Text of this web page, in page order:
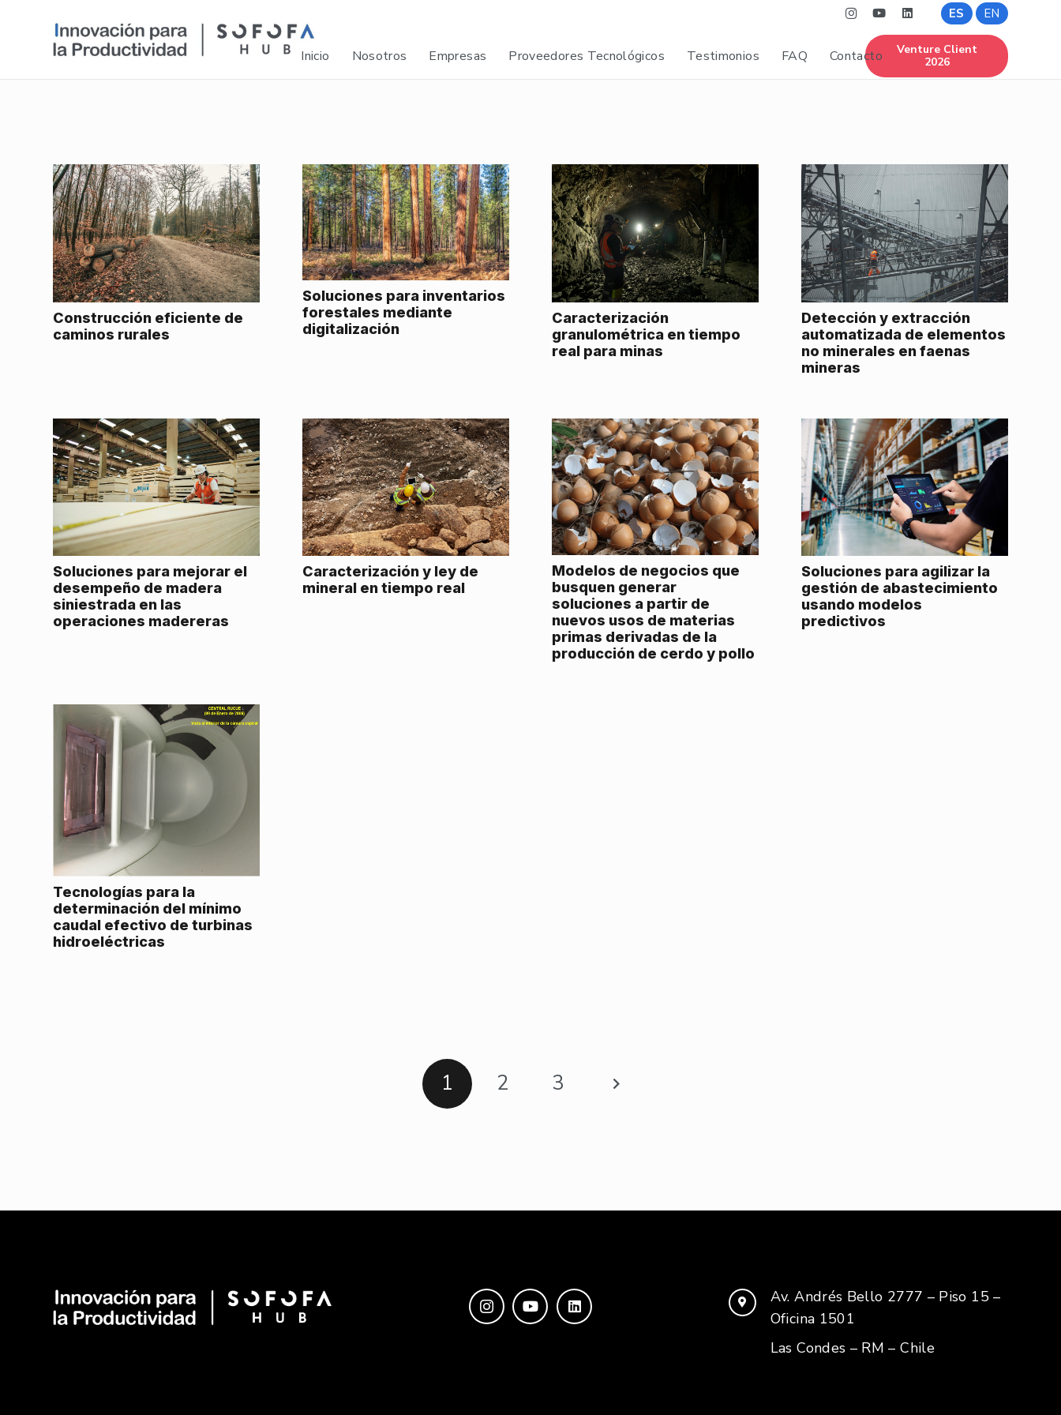
ES EN
Inicio Nosotros Empresas Proveedores Tecnológicos Testimonios FAQ Contacto
Venture Client
2026
Construcción eficiente de
caminos rurales
Soluciones para inventarios
forestales mediante
digitalización
Caracterización
granulométrica en tiempo
real para minas
Detección y extracción
automatizada de elementos
no minerales en faenas
mineras
Soluciones para mejorar el
desempeño de madera
siniestrada en las
operaciones madereras
Caracterización y ley de
mineral en tiempo real
Modelos de negocios que
busquen generar
soluciones a partir de
nuevos usos de materias
primas derivadas de la
producción de cerdo y pollo
Soluciones para agilizar la
gestión de abastecimiento
usando modelos
predictivos
Tecnologías para la
determinación del mínimo
caudal efectivo de turbinas
hidroeléctricas
1 2 3
Av. Andrés Bello 2777 – Piso 15 –
Oficina 1501
Las Condes – RM – Chile